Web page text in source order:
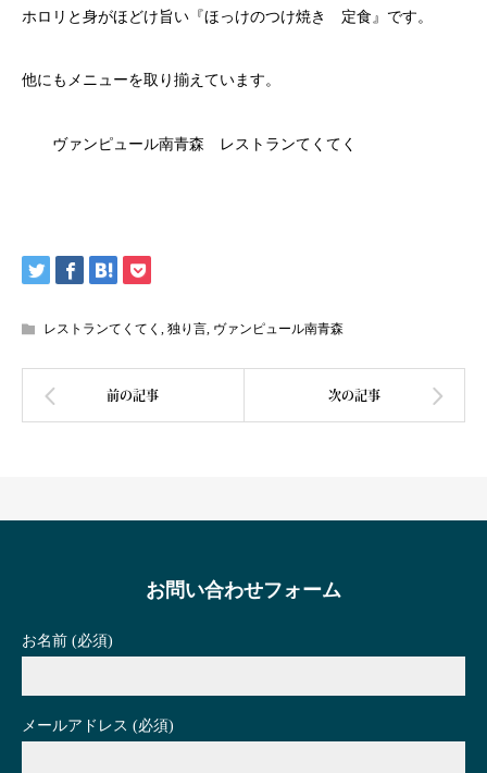
ホロリと身がほどけ旨い『ほっけのつけ焼き 定食』です。
他にもメニューを取り揃えています。
ヴァンピュール南青森 レストランてくてく
レストランてくてく , 独り言, ヴァンピュール南青森
お問い合わせフォーム
お名前 (必須)
メールアドレス (必須)